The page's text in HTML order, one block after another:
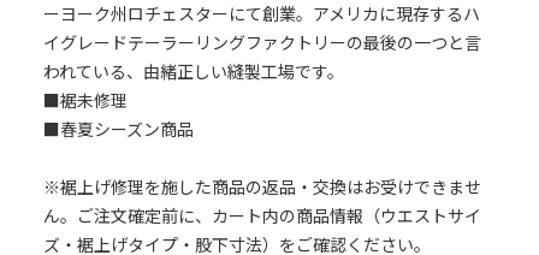
ーヨーク州ロチェスターにて創業。アメリカに現存するハ
イグレードテーラーリングファクトリーの最後の一つと言
われている、由緒正しい縫製工場です。
■裾未修理
■春夏シーズン商品
※裾上げ修理を施した商品の返品・交換はお受けできませ
ん。ご注文確定前に、カート内の商品情報（ウエストサイ
ズ・裾上げタイプ・股下寸法）をご確認ください。